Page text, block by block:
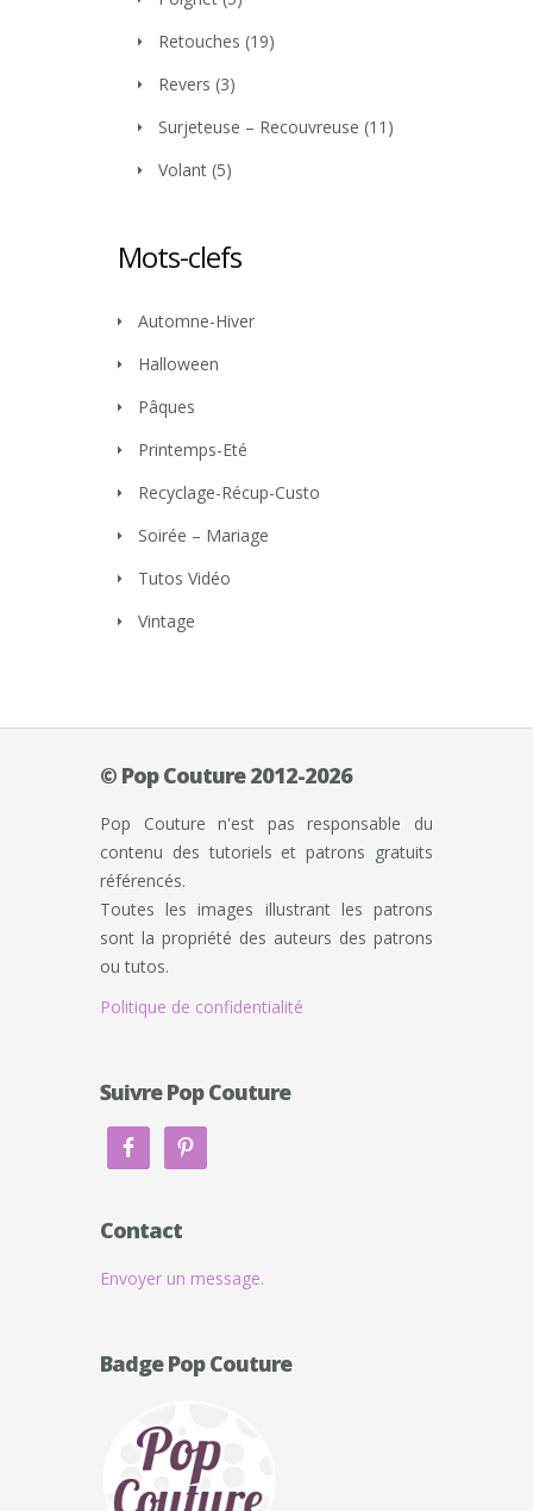
Retouches (19)
Revers (3)
Surjeteuse – Recouvreuse (11)
Volant (5)
Mots-clefs
Automne-Hiver
Halloween
Pâques
Printemps-Eté
Recyclage-Récup-Custo
Soirée – Mariage
Tutos Vidéo
Vintage
© Pop Couture 2012-2026
Pop Couture n'est pas responsable du
contenu des tutoriels et patrons gratuits
référencés.
Toutes les images illustrant les patrons
sont la propriété des auteurs des patrons
ou tutos.
Politique de confidentialité
Suivre Pop Couture
Contact
Envoyer un message.
Badge Pop Couture